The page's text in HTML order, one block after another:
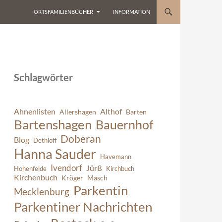
ORTSFAMILIENBÜCHER INFORMATION
Schlagwörter
Ahnenlisten Allershagen Althof Barten
Bartenshagen Bauernhof
Blog Dethloff Doberan
Hanna Sauder
Havemann
Hohenfelde Ivendorf Jürß Kirchbuch
Kirchenbuch Kröger Masch
Mecklenburg Parkentin
Parkentiner Nachrichten